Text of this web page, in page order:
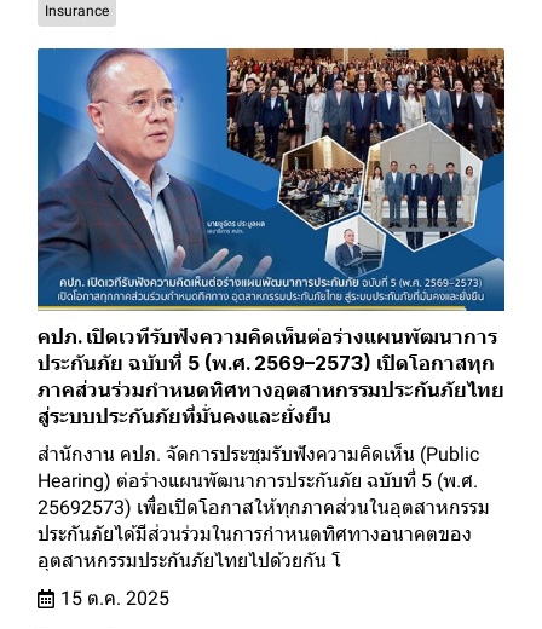
Insurance
คปภ. เปิดเวทีรับฟังความคิดเห็นต่อร่างแผนพัฒนาการ
ประกันภัย ฉบับที่ 5 (พ.ศ. 2569–2573) เปิดโอกาสทุก
ภาคส่วนร่วมกำหนดทิศทางอุตสาหกรรมประกันภัยไทย
สู่ระบบประกันภัยที่มั่นคงและยั่งยืน
สำนักงาน คปภ. จัดการประชุมรับฟังความคิดเห็น (Public
Hearing) ต่อร่างแผนพัฒนาการประกันภัย ฉบับที่ 5 (พ.ศ.
25692573) เพื่อเปิดโอกาสให้ทุกภาคส่วนในอุตสาหกรรม
ประกันภัยได้มีส่วนร่วมในการกำหนดทิศทางอนาคตของ
อุตสาหกรรมประกันภัยไทยไปด้วยกัน โ
15 ต.ค. 2025